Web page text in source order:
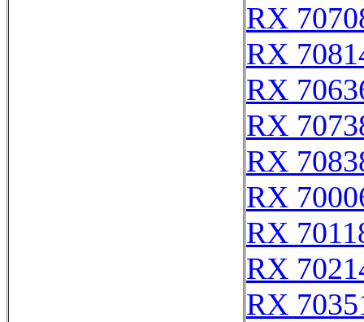
RX
RX
RX
RX
RX
RX
RX
RX
RX